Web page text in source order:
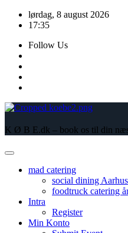
Skip
lørdag, 8 august 2026
17:35
Follow Us
K Ø B E.dk – book os til din
mad catering
social dining Aarhus
foodtruck catering
Intra
Register
Min Konto